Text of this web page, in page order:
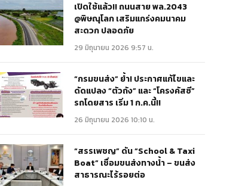
เปิดใช้แล้ว!! ถนนสาย พล.2043
@พิษณุโลก เสริมแกร่งคมนาคม
สะดวก ปลอดภัย
29 มิถุนายน 2026 9:57 น.
“กรมขนส่ง” ย้ำ! ประกาศแก้ไขและ
ดัดแปลง “ตัวถัง” และ “โครงคัสซี”
รถโดยสาร เริ่ม 1 ก.ค.นี้!!
26 มิถุนายน 2026 10:10 น.
“สรรเพชญ” ดัน “School & Taxi
Boat” เชื่อมขนส่งทางน้ำ – ขนส่ง
สาธารณะไร้รอยต่อ